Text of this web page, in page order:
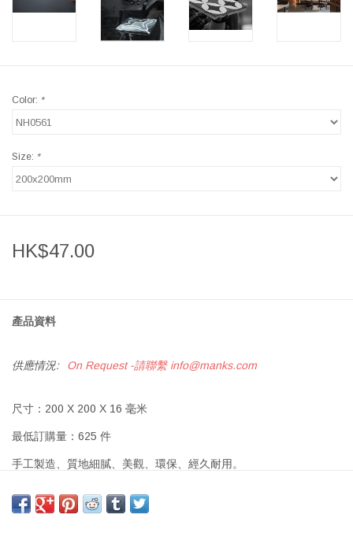
Color: *
Size: *
HK$47.00
產品資料
供應情況: On Request -請聯繫info@manks.com
尺寸：200 X 200 X 16 毫米
最低訂購量：625 件
手工製造、質地細膩、美觀、環保、經久耐用。
花磚是一種以水泥、沙子和礦物顏料為原料，手工製作而成的具有
特殊圖案和色彩的混凝土建築裝飾材料。